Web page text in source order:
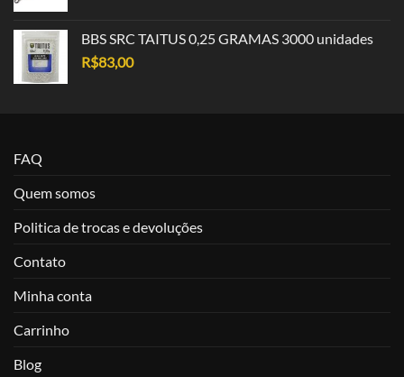
BBS SRC TAITUS 0,25 GRAMAS 3000 unidades
R$83,00
FAQ
Quem somos
Politica de trocas e devoluções
Contato
Minha conta
Carrinho
Blog